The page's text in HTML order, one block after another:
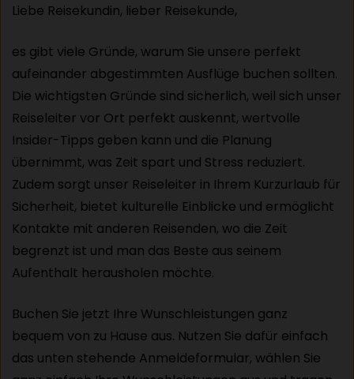
Liebe Reisekundin, lieber Reisekunde,
es gibt viele Gründe, warum Sie unsere perfekt
aufeinander abgestimmten Ausflüge buchen sollten.
Die wichtigsten Gründe sind sicherlich, weil sich unser
Reiseleiter vor Ort perfekt auskennt, wertvolle
Insider-Tipps geben kann und die Planung
übernimmt, was Zeit spart und Stress reduziert.
Zudem sorgt unser Reiseleiter in Ihrem Kurzurlaub für
Sicherheit, bietet kulturelle Einblicke und ermöglicht
Kontakte mit anderen Reisenden, wo die Zeit
begrenzt ist und man das Beste aus seinem
Aufenthalt herausholen möchte.
Buchen Sie jetzt Ihre Wunschleistungen ganz
bequem von zu Hause aus. Nutzen Sie dafür einfach
das unten stehende Anmeldeformular, wählen Sie